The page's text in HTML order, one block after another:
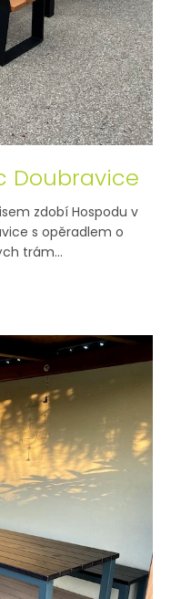
Doubravice
zdobí Hospodu v
s opěradlem o
trám...